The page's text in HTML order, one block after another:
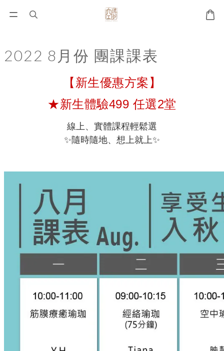
2022 8月份 團課課表
【新生優惠方案】
★新生體驗499 任選2堂
線上、實體課程輕鬆選
✨隨時隨地、想上就上✨